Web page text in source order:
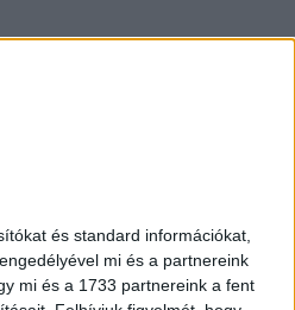
és standard információkat,
mi és a partnereink
mi és a 1733 partnereink a fent